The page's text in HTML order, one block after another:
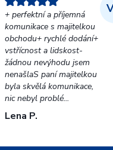
+ perfektní a příjemná
komunikace s majitelkou
obchodu+ rychlé dodání+
vstřícnost a lidskost-
žádnou nevýhodu jsem
nenašlaS paní majitelkou
byla skvělá komunikace,
nic nebyl problé...
Lena P.